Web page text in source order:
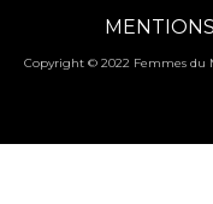
Copyright © 2022 Femmes du